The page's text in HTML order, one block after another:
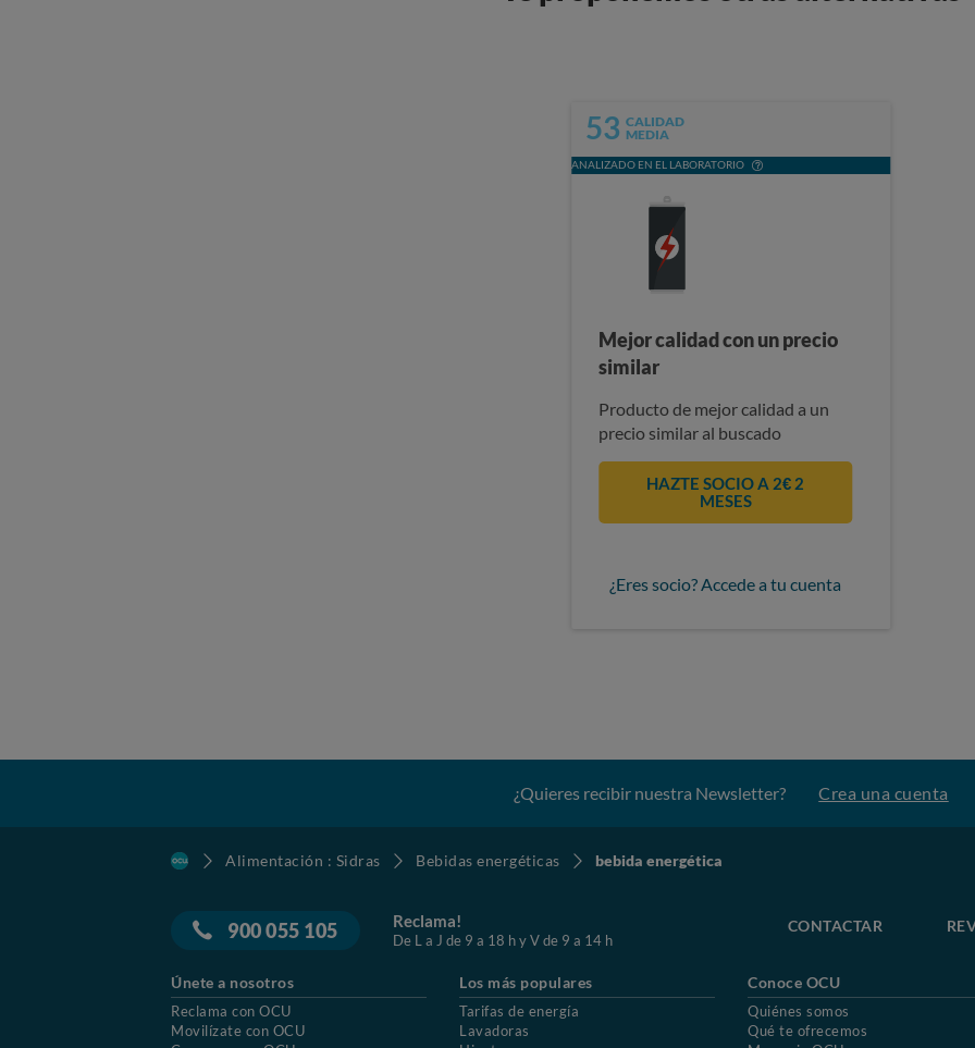
53 CALIDAD
MEDIA
ANALIZADO EN EL LABORATORIO
Mejor calidad con un precio
similar
Producto de mejor calidad a un
precio similar al buscado
HAZTE SOCIO A 2€ 2
MESES
¿Eres socio? Accede a tu cuenta
¿Quieres recibir nuestra Newsletter? Crea una cuenta
Alimentación : Sidras Bebidas energéticas bebida energética
900 055 105 Reclama!
De L a J de 9 a 18 h y V de 9 a 14 h
CONTACTAR
Únete a nosotros
Reclama con OCU
Movilízate con OCU
Los más populares
Tarifas de energía
Lavadoras
Conoce OCU
Quiénes somos
Qué te ofrecemos